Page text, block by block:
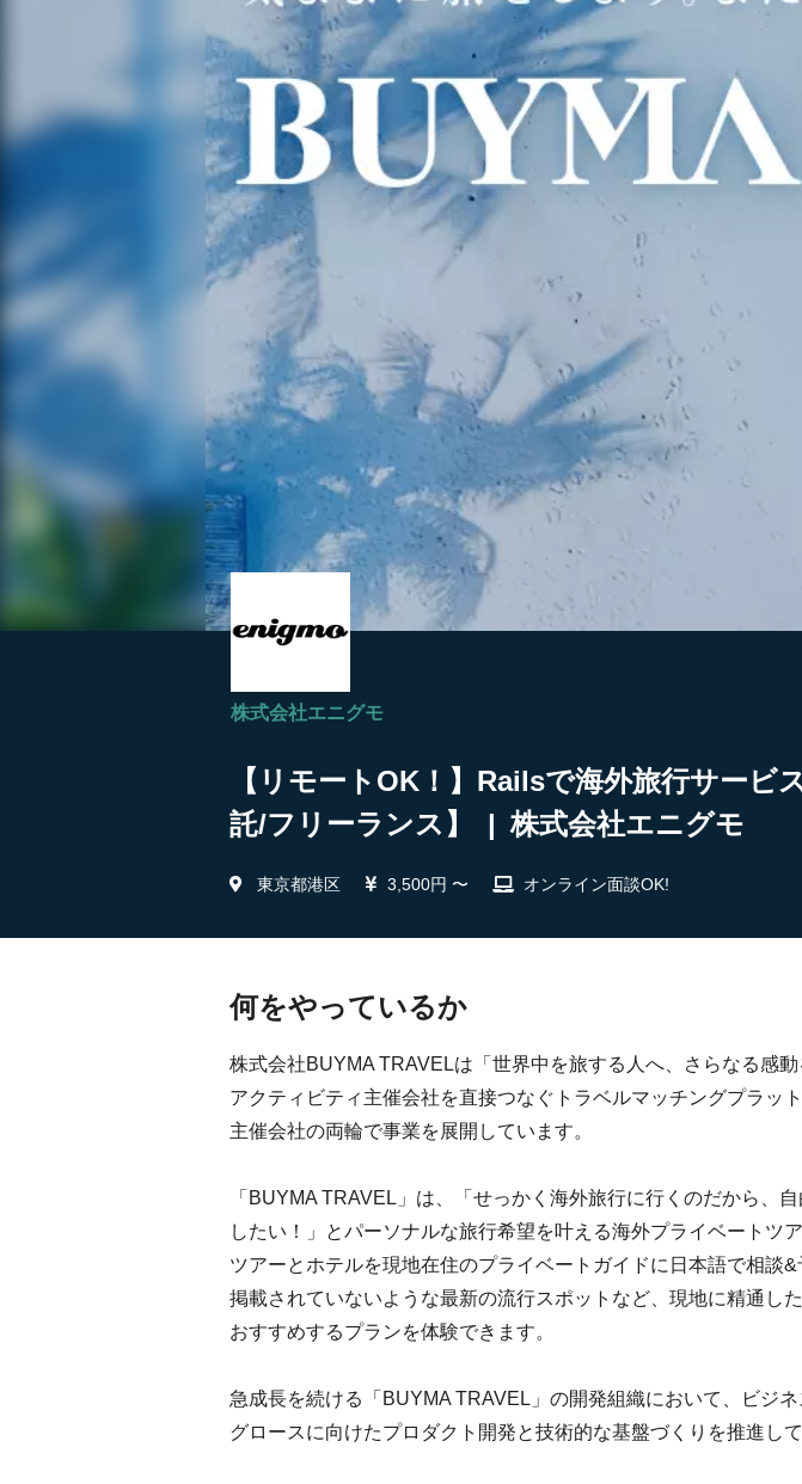
株式会社エニグモ
【リモートOK！】Railsで海外旅行サー
託/フリーランス】 | 株式会社エニグモ
東京都港区 3,500円 〜 オンライン面談OK!
何をやっているか
株式会社BUYMA TRAVELは「世界中を旅する人へ、さらなる感
アクティビティ主催会社を直接つなぐトラベルマッチングプラッ
主催会社の両輪で事業を展開しています。
「BUYMA TRAVEL」は、「せっかく海外旅行に行くのだから、
したい！」とパーソナルな旅行希望を叶える海外プライベートツ
ツアーとホテルを現地在住のプライベートガイドに日本語で相談
掲載されていないような最新の流行スポットなど、現地に精通し
おすすめするプランを体験できます。
急成長を続ける「BUYMA TRAVEL」の開発組織において、ビジ
グロースに向けたプロダクト開発と技術的な基盤づくりを推進して